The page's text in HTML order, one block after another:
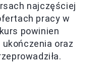
najczęściej
pracy w
powinien
oraz